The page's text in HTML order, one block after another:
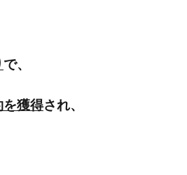
で、
を獲得され、